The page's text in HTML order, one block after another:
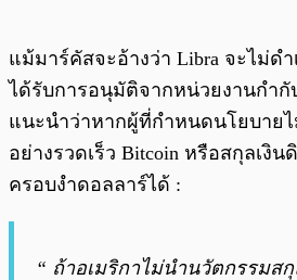
แม้มาร์คัสจะอ้างว่า Libra จะไม่ด
ได้รับการอนุมัติจากหน่วยงานกำกั
แนะนำว่าหากผู้ที่กำหนดนโยบายไ
อย่างรวดเร็ว Bitcoin หรือสกุลเงิ
ครอบงำดอลลาร์ได้ :
“ ถ้าอเมริกาไม่นำนวัตกรรมส